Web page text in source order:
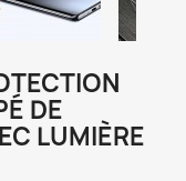
DE
LUMIÈRE